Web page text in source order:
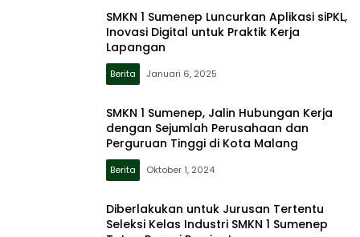
SMKN 1 Sumenep Luncurkan Aplikasi siPKL,
Inovasi Digital untuk Praktik Kerja
Lapangan
Berita Januari 6, 2025
SMKN 1 Sumenep, Jalin Hubungan Kerja
dengan Sejumlah Perusahaan dan
Perguruan Tinggi di Kota Malang
Berita Oktober 1, 2024
Diberlakukan untuk Jurusan Tertentu
Seleksi Kelas Industri SMKN 1 Sumenep